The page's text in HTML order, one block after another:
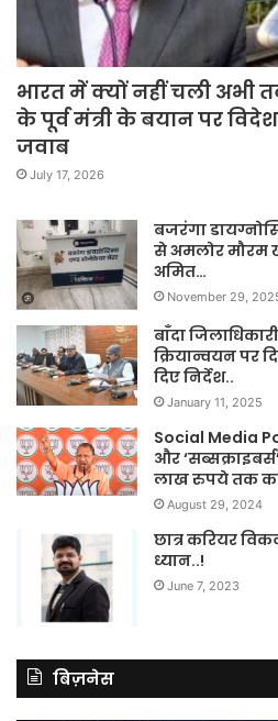
भारत में क्यों नहीं चली अभी
के पूर्व मंत्री के बयान पर
जवाब
July 17, 2026
बजरंगा
से अमलोर मौरम
अमित…
November 29,
बाँदा
क्रियान्वयन पर
दिए निर्देश..
January 11, 2025
Social Media
और
लाख रुपये तक
August 29, 2024
छात्र करियर
ध्यान..!
June 7, 2023
बिज़नेस